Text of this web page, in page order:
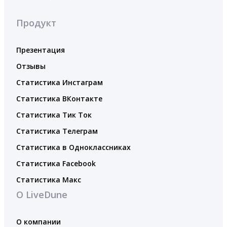
Продукт
Презентация
Отзывы
Статистика Инстаграм
Статистика ВКонтакте
Статистика Тик Ток
Статистика Телеграм
Статистика в Одноклассниках
Статистика Facebook
Статистика Макс
О LiveDune
О компании